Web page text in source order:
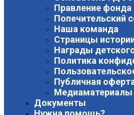
Правление фонда
Попечительский
Наша команда
Страницы
Награды
Политика
Публичная
Документы